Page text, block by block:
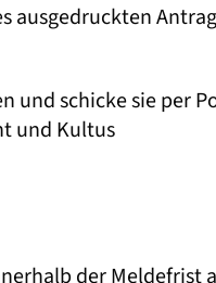
ausgedruckten
und schicke sie per
und Kultus
der Meldefrist